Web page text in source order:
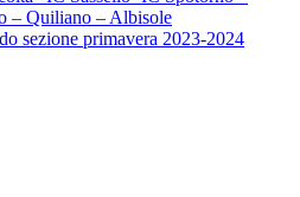
– Quiliano – Albisole
sezione primavera 2023-2024